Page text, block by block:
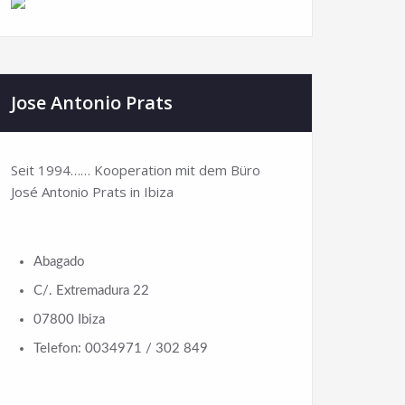
Jose Antonio Prats
Seit 1994…… Kooperation mit dem Büro
José Antonio Prats in Ibiza
Abagado
C/. Extremadura 22
07800 Ibiza
Telefon: 0034971 / 302 849